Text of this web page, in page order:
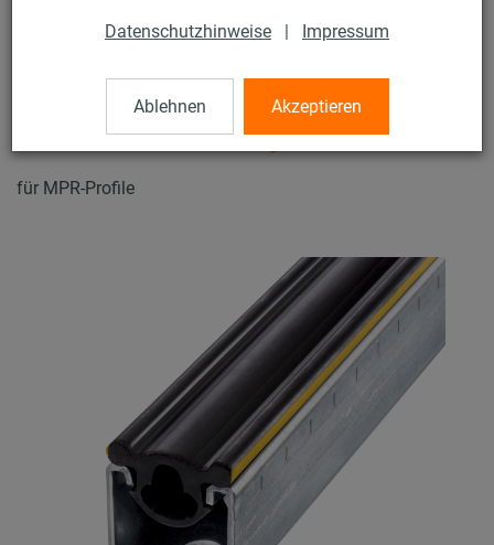
Datenschutzhinweise | Impressum
Ablehnen Akzeptieren
DÄMMGULAST®
Schienenprofile
für MPR-Profile